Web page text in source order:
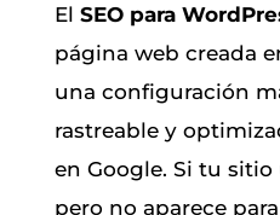
El SEO para
página web creada
una configuración
rastreable y
en Google. Si tu sitio
pero no aparece